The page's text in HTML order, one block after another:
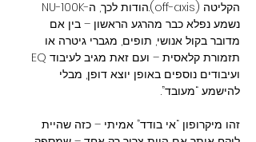
נשמע נפלא כבר מהרגע הראשון – בין אם
מדובר בקול אנושי, תופים, מגברי גיטרה או
ועיבודים נוספים באופן יוצא דופן, מבלי
להישמע “מעובד”.
זהו מיקרופון “אי בודד” אמיתי – כזה שהיית